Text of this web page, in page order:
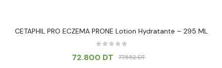
CETAPHIL PRO ECZEMA PRONE Lotion Hydratante – 295 ML
77.552DT
72.800 DT